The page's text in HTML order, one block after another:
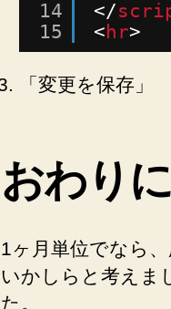
14
15
</
< hr>
「変更を保存」
おわりに
1ヶ月単位でなら
いかしらと考えま
た。